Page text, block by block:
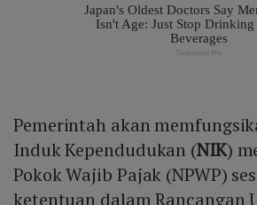
Pemerintah akan
Induk Kependudukan (NIK)
Pokok Wajib Pajak (NPWP)
ketentuan dalam Rancangan